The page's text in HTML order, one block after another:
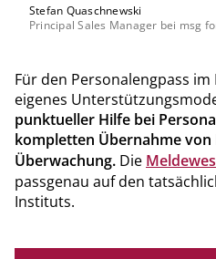
Stefan Quaschnewski
Principal Sales Manager bei msg
Für den Personalengpass
eigenes
punktueller Hilfe bei
kompletten Übernahme
Überwachung. Die
passgenau auf den
Instituts.